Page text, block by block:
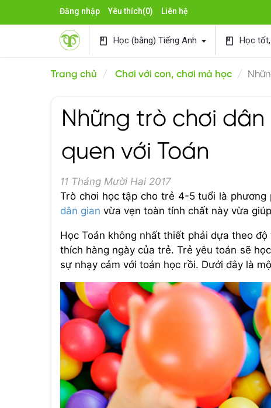
Đăng nhập Yêu thích(0) Liên hệ
book Học (bằng) Tiếng Anh book Học
Trang chủ Chơi với con, chơi mà học
Những trò chơi
quen với Toán
11 Tháng Mười Hai 2017
Trò chơi học tập cho trẻ 4-5 tuổi là phương
dân gian vừa vẹn toàn tính chất này vừa
Học Toán không nhất thiết phải dựa theo
thích hàng ngày của trẻ. Trẻ yêu toán sẽ
sự nhạy cảm với toán học rồi. Dưới đây là